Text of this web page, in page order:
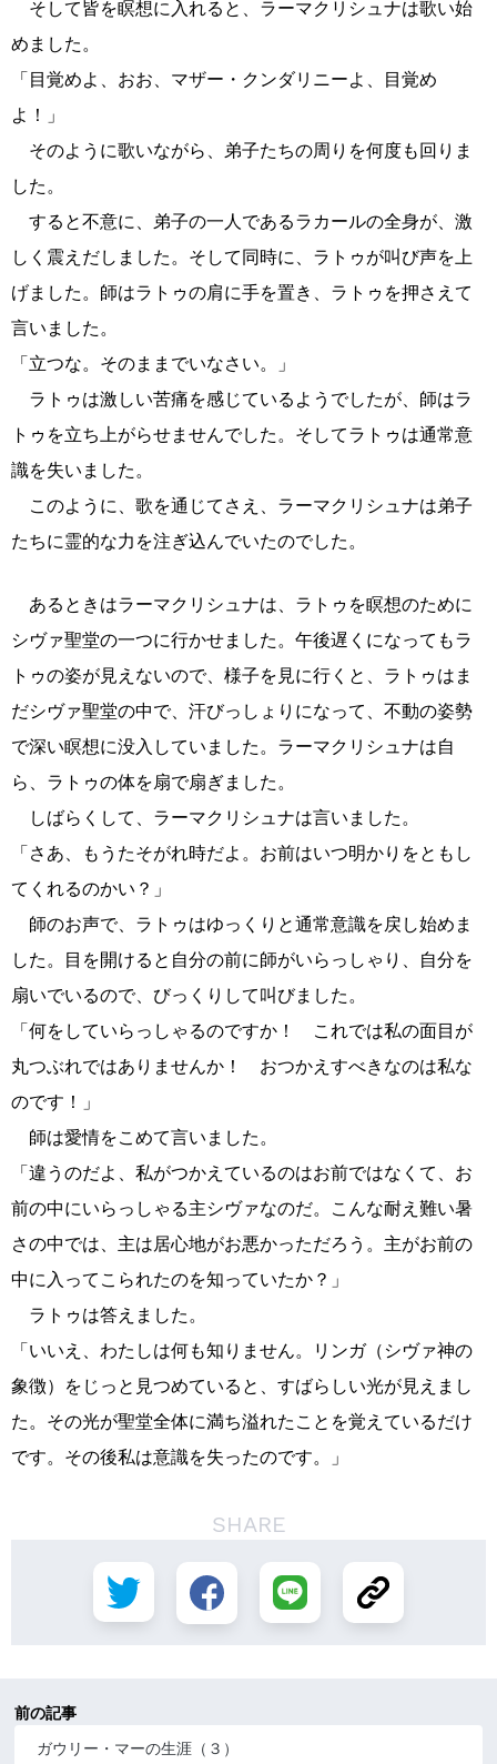
そして皆を瞑想に入れると、ラーマクリシュナは歌い始
めました。
「目覚めよ、おお、マザー・クンダリニーよ、目覚め
よ！」
そのように歌いながら、弟子たちの周りを何度も回りま
した。
すると不意に、弟子の一人であるラカールの全身が、激
しく震えだしました。そして同時に、ラトゥが叫び声を上
げました。師はラトゥの肩に手を置き、ラトゥを押さえて
言いました。
「立つな。そのままでいなさい。」
ラトゥは激しい苦痛を感じているようでしたが、師はラ
トゥを立ち上がらせませんでした。そしてラトゥは通常意
識を失いました。
このように、歌を通じてさえ、ラーマクリシュナは弟子
たちに霊的な力を注ぎ込んでいたのでした。
あるときはラーマクリシュナは、ラトゥを瞑想のために
シヴァ聖堂の一つに行かせました。午後遅くになってもラ
トゥの姿が見えないので、様子を見に行くと、ラトゥはま
だシヴァ聖堂の中で、汗びっしょりになって、不動の姿勢
で深い瞑想に没入していました。ラーマクリシュナは自
ら、ラトゥの体を扇で扇ぎました。
しばらくして、ラーマクリシュナは言いました。
「さあ、もうたそがれ時だよ。お前はいつ明かりをともし
てくれるのかい？」
師のお声で、ラトゥはゆっくりと通常意識を戻し始めま
した。目を開けると自分の前に師がいらっしゃり、自分を
扇いでいるので、びっくりして叫びました。
「何をしていらっしゃるのですか！ これでは私の面目が
丸つぶれではありませんか！ おつかえすべきなのは私な
のです！」
師は愛情をこめて言いました。
「違うのだよ、私がつかえているのはお前ではなくて、お
前の中にいらっしゃる主シヴァなのだ。こんな耐え難い暑
さの中では、主は居心地がお悪かっただろう。主がお前の
中に入ってこられたのを知っていたか？」
ラトゥは答えました。
「いいえ、わたしは何も知りません。リンガ（シヴァ神の
象徴）をじっと見つめていると、すばらしい光が見えまし
た。その光が聖堂全体に満ち溢れたことを覚えているだけ
です。その後私は意識を失ったのです。」
SHARE
前の記事
ガウリー・マーの生涯（３）